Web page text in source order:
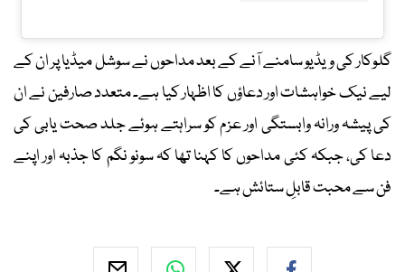
گلوکار کی ویڈیو سامنے آنے کے بعد مداحوں نے سوشل میڈیا پر ان کے
لیے نیک خواہشات اور دعاؤں کا اظہار کیا ہے۔ متعدد صارفین نے ان
کی پیشہ ورانہ وابستگی اور عزم کو سراہتے ہوئے جلد صحت یابی کی
دعا کی، جبکہ کئی مداحوں کا کہنا تھا کہ سونو نگم کا جذبہ اور اپنے
فن سے محبت قابلِ ستائش ہے۔